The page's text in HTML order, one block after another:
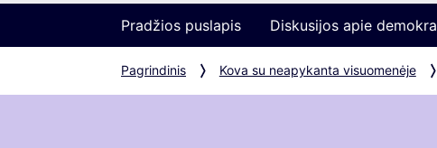
Pradžios puslapis Diskusijos apie
Pagrindinis Kova su neapykanta visuomenėje